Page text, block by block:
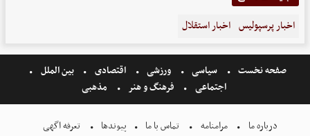
اخبار پرسپولیس اخبار استقلال
صفحه نخست سیاسی ورزشی اقتصادی
بین الملل
اجتماعی
فرهنگ و هنر مذهبی
درباره ما مرامنامه تماس با ما پیوندها تعرفه اگهی